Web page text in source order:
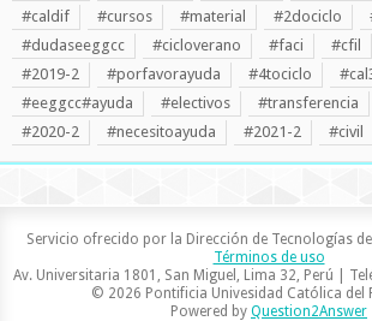
#caldif
#cursos #material #2dociclo
#dudaseeggcc
#cicloverano #faci #cfil
#2019-2
#porfavorayuda #4tociclo
#eeggcc#ayuda
#electivos #transferencia
#2020-2
#necesitoayuda #2021-2 #civil
Servicio ofrecido por la Dirección de Tecnologías
Términos de uso
Av. Universitaria 1801, San Miguel, Lima 32, Perú |
© 2026 Pontificia Univesidad Católica del
Powered by Question2Answer